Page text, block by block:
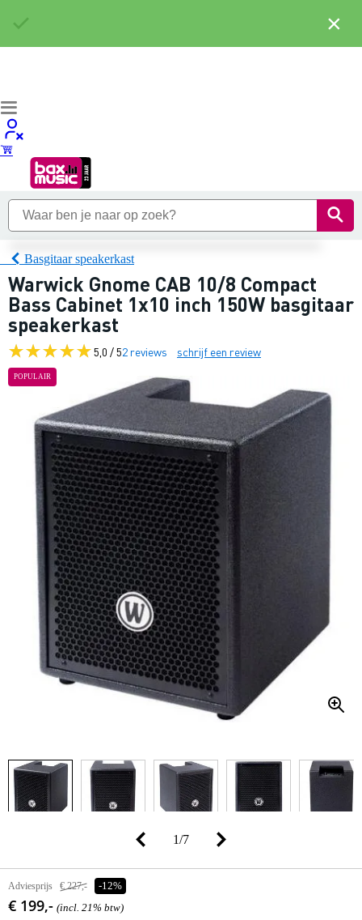
Basgitaar speakerkast
Warwick Gnome CAB 10/8 Compact
Bass Cabinet 1x10 inch 150W basgitaar
speakerkast
5,0 / 52 reviews schrijf een review
POPULAIR
1/7
Adviesprijs € 227,- -12%
€ 199,- (incl. 21% btw)
×